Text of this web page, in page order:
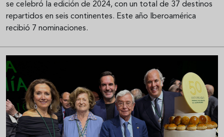
se celebró la edición de 2024, con un total de 37 destinos
repartidos en seis continentes. Este año Iberoamérica
recibió 7 nominaciones.